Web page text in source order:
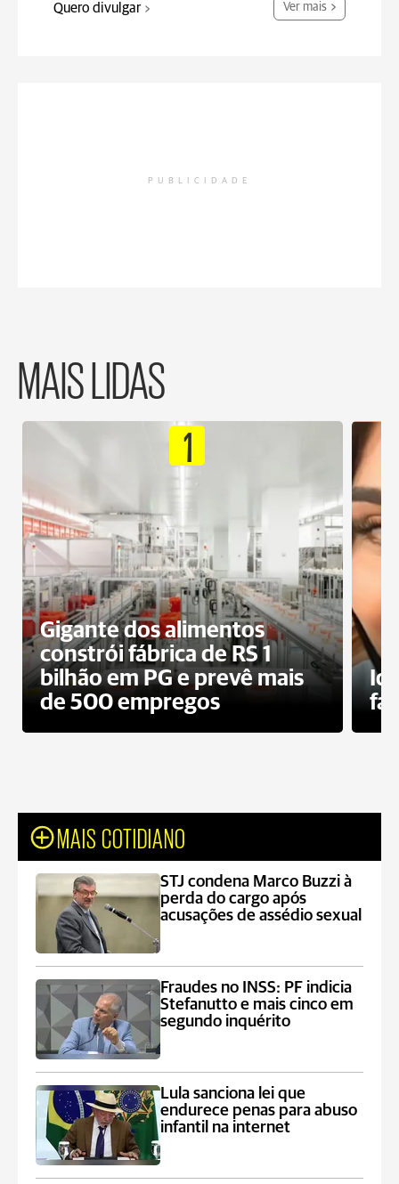
Quero divulgar Ver mais
PUBLICIDADE
MAIS LIDAS
1
Gigante dos alimentos
constrói fábrica de RS 1
bilhão em PG e prevê mais
de 500 empregos
MAIS COTIDIANO
STJ condena Marco Buzzi à
perda do cargo após
acusações de assédio sexual
Fraudes no INSS: PF indicia
Stefanutto e mais cinco em
segundo inquérito
Lula sanciona lei que
endurece penas para abuso
infantil na internet